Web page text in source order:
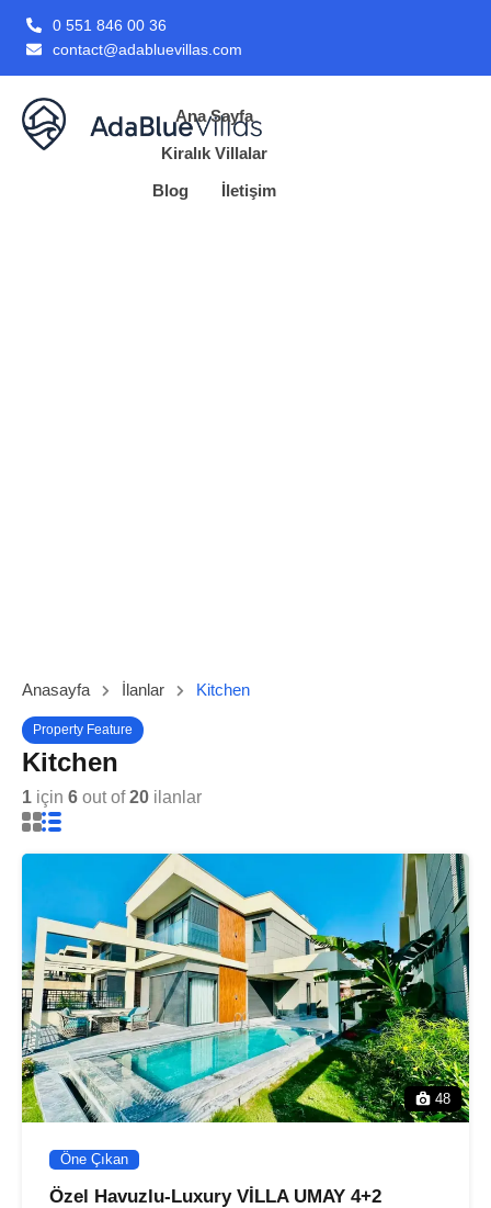
0 551 846 00 36
contact@adabluevillas.com
Ana Sayfa
Kiralık Villalar
Blog
İletişim
Anasayfa İlanlar Kitchen
Property Feature
Kitchen
1 için 6 out of20 ilanlar
48
Öne Çıkan
Özel Havuzlu-Luxury VİLLA UMAY 4+2